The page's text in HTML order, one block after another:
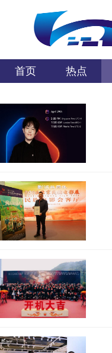
首页 热点